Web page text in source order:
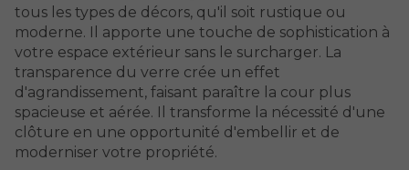
tous les types de décors, qu'il soit rustique ou
moderne. Il apporte une touche de sophistication à
votre espace extérieur sans le surcharger. La
transparence du verre crée un effet
d'agrandissement, faisant paraître la cour plus
spacieuse et aérée. Il transforme la nécessité d'une
clôture en une opportunité d'embellir et de
moderniser votre propriété.